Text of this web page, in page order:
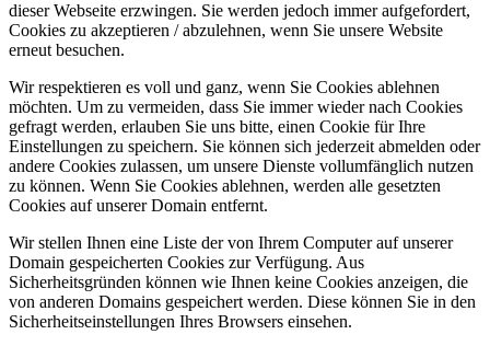
dieser Webseite erzwingen. Sie werden jedoch immer aufgefordert,
Cookies zu akzeptieren / abzulehnen, wenn Sie unsere Website
erneut besuchen.
Wir respektieren es voll und ganz, wenn Sie Cookies ablehnen
möchten. Um zu vermeiden, dass Sie immer wieder nach Cookies
gefragt werden, erlauben Sie uns bitte, einen Cookie für Ihre
Einstellungen zu speichern. Sie können sich jederzeit abmelden oder
andere Cookies zulassen, um unsere Dienste vollumfänglich nutzen
zu können. Wenn Sie Cookies ablehnen, werden alle gesetzten
Cookies auf unserer Domain entfernt.
Wir stellen Ihnen eine Liste der von Ihrem Computer auf unserer
Domain gespeicherten Cookies zur Verfügung. Aus
Sicherheitsgründen können wie Ihnen keine Cookies anzeigen, die
von anderen Domains gespeichert werden. Diese können Sie in den
Sicherheitseinstellungen Ihres Browsers einsehen.